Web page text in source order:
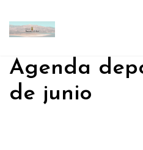
Agenda
de junio